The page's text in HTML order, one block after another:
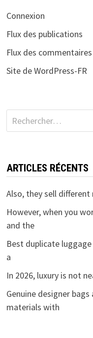
Connexion
Flux des publications
Flux des commentaires
Site de WordPress-FR
Rechercher :
ARTICLES RÉCENTS
Also, they sell
However, when you
and the
Best duplicate
a
In 2026, luxury is not
Genuine designer
materials with